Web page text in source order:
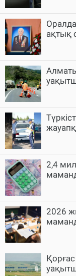
ақтық
2,4
2026